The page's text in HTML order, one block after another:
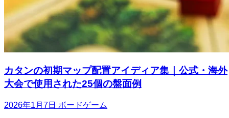
カタンの初期マップ配置アイディア集｜公式・海外
大会で使用された25個の盤面例
2026年1月7日 ボードゲーム